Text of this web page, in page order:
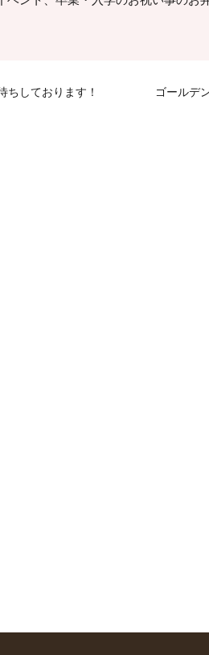
ちしております！ ゴールデ